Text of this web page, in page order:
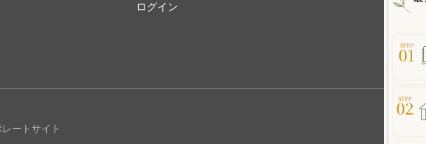
ログイン
レートサイト